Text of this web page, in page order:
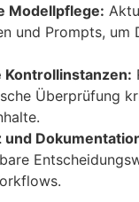
Modellpflege:
und Prompts,
Kontrollinstanzen:
Überprüfung
und